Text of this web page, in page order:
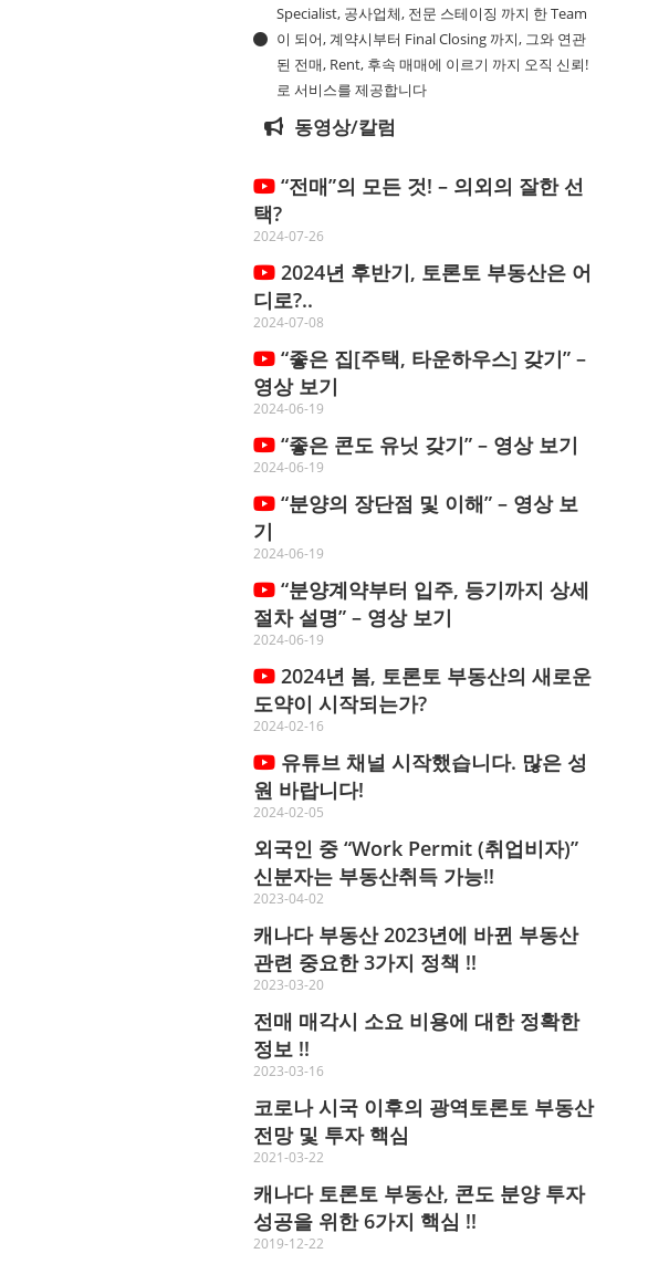
Specialist, 공사업체, 전문 스테이징 까지 한 Team
이 되어, 계약시부터 Final Closing 까지, 그와 연관
된 전매, Rent, 후속 매매에 이르기 까지 오직 신뢰!
로 서비스를 제공합니다
동영상/칼럼
“전매”의 모든 것! – 의외의 잘한 선
택?
2024-07-26
2024년 후반기, 토론토 부동산은 어
디로?..
2024-07-08
“좋은 집[주택, 타운하우스] 갖기” –
영상 보기
2024-06-19
“좋은 콘도 유닛 갖기” – 영상 보기
2024-06-19
“분양의 장단점 및 이해” – 영상 보
기
2024-06-19
“분양계약부터 입주, 등기까지 상세
절차 설명” – 영상 보기
2024-06-19
2024년 봄, 토론토 부동산의 새로운
도약이 시작되는가?
2024-02-16
유튜브 채널 시작했습니다. 많은 성
원 바랍니다!
2024-02-05
외국인 중 “Work Permit (취업비자)”
신분자는 부동산취득 가능!!
2023-04-02
캐나다 부동산 2023년에 바뀐 부동산
관련 중요한 3가지 정책 !!
2023-03-20
전매 매각시 소요 비용에 대한 정확한
정보 !!
2023-03-16
코로나 시국 이후의 광역토론토 부동산
전망 및 투자 핵심
2021-03-22
캐나다 토론토 부동산, 콘도 분양 투자
성공을 위한 6가지 핵심 !!
2019-12-22